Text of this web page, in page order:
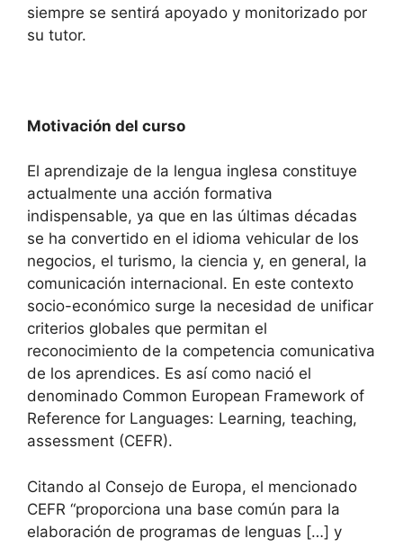
siempre se sentirá apoyado y monitorizado por
su tutor.
Motivación del curso
El aprendizaje de la lengua inglesa constituye
actualmente una acción formativa
indispensable, ya que en las últimas décadas
se ha convertido en el idioma vehicular de los
negocios, el turismo, la ciencia y, en general, la
comunicación internacional. En este contexto
socio-económico surge la necesidad de unificar
criterios globales que permitan el
reconocimiento de la competencia comunicativa
de los aprendices. Es así como nació el
denominado Common European Framework of
Reference for Languages: Learning, teaching,
assessment (CEFR).
Citando al Consejo de Europa, el mencionado
CEFR “proporciona una base común para la
elaboración de programas de lenguas […] y